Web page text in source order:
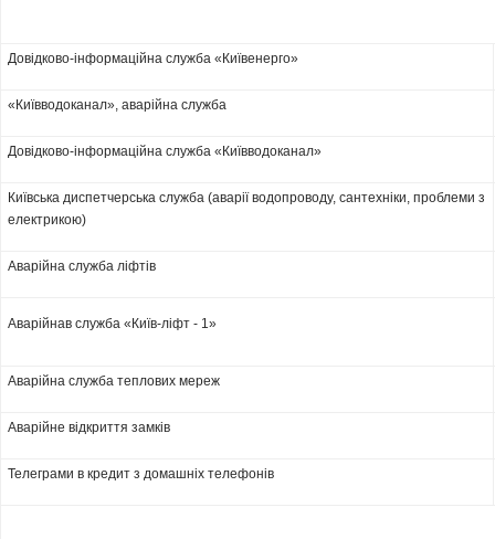
Довідково-інформаційна служба «Київенерго»
«Київводоканал», аварійна служба
Довідково-інформаційна служба «Київводоканал»
Київська диспетчерська служба (аварії водопроводу, сантехніки, проблеми з
електрикою)
Аварійна служба ліфтів
Аварійнав служба «Київ-ліфт - 1»
Аварійна служба теплових мереж
Аварійне відкриття замків
Телеграми в кредит з домашніх телефонів